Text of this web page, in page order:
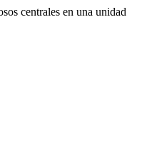
centrales en una unidad